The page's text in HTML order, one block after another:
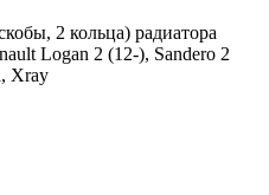
2 кольца) радиатора
Logan 2 (12-), Sandero 2
Xray